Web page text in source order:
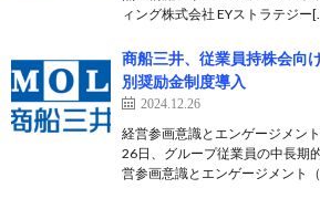
ィング株式会社 EYストラテジー
商船三井、従業員持株会向
別奨励金制度導入
2024.12.26
経営参画意識とエンゲージメン
26日、グループ従業員の中長期
営参画意識とエンゲージメント